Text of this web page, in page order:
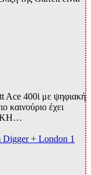
Ace 400i με ψηφιακή
καινούριο έχει